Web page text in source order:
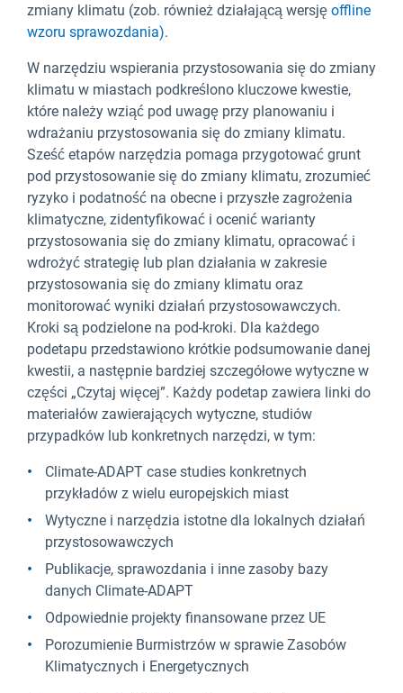
zmiany klimatu (zob. również działającą wersję offline
wzoru sprawozdania).
W narzędziu wspierania przystosowania się do zmiany
klimatu w miastach podkreślono kluczowe kwestie,
które należy wziąć pod uwagę przy planowaniu i
wdrażaniu przystosowania się do zmiany klimatu.
Sześć etapów narzędzia pomaga przygotować grunt
pod przystosowanie się do zmiany klimatu, zrozumieć
ryzyko i podatność na obecne i przyszłe zagrożenia
klimatyczne, zidentyfikować i ocenić warianty
przystosowania się do zmiany klimatu, opracować i
wdrożyć strategię lub plan działania w zakresie
przystosowania się do zmiany klimatu oraz
monitorować wyniki działań przystosowawczych.
Kroki są podzielone na pod-kroki. Dla każdego
podetapu przedstawiono krótkie podsumowanie danej
kwestii, a następnie bardziej szczegółowe wytyczne w
części „Czytaj więcej”. Każdy podetap zawiera linki do
materiałów zawierających wytyczne, studiów
przypadków lub konkretnych narzędzi, w tym:
Climate-ADAPT case studies konkretnych
przykładów z wielu europejskich miast
Wytyczne i narzędzia istotne dla lokalnych działań
przystosowawczych
Publikacje, sprawozdania i inne zasoby bazy
danych Climate-ADAPT
Odpowiednie projekty finansowane przez UE
Porozumienie Burmistrzów w sprawie Zasobów
Klimatycznych i Energetycznych